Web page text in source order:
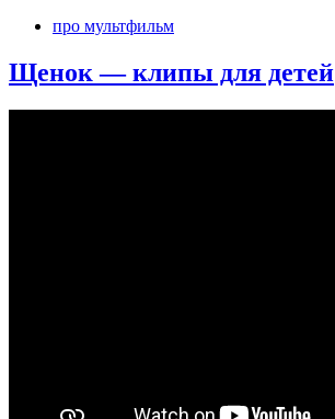
про мультфильм
Щенок — клипы для детей